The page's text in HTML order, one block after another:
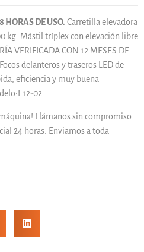
HORAS DE USO. Carretilla elevadora
kg. Mástil tríplex con elevación libre
VERIFICADA CON 12 MESES DE
delanteros y traseros LED de
eficiencia y muy buena
02.
Llámanos sin compromiso.
24 horas. Enviamos a toda